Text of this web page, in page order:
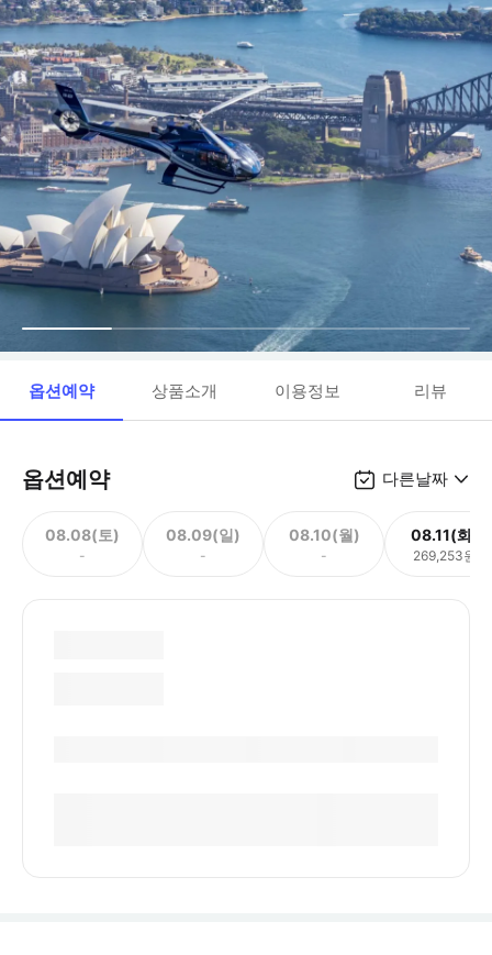
옵션예약 상품소개 이용정보 리뷰
옵션예약 다른날짜
08.08(토)
-
08.09(일)
-
08.10(월)
-
08.11(화)
269,253원